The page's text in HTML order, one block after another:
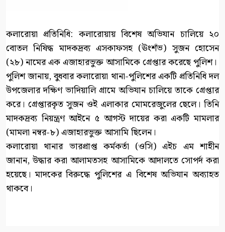
কলারোয়া প্রতিনিধি: কলারোয়ায় বিশেষ অভিযান চালিয়ে ২০
বোতল নিষিদ্ধ মাদকদ্রব্য এসকাফসহ (ঊংশঁভ) সুজন হোসেন
(২৮) নামের এক এজাহারভুক্ত আসামিকে গ্রেপ্তার করেছে পুলিশ।
পুলিশ জানায়, বুধবার কলারোয়া থানা-পুলিশের একটি প্রতিনিধি দল
উপজেলার দক্ষিণ ভাদিয়ালি গ্রামে অভিযান চালিয়ে তাকে গ্রেপ্তার
করে। গ্রেপ্তারকৃত সুজন ওই এলাকার মোমরেজুলের ছেলে। তিনি
মাদকদ্রব্য নিয়ন্ত্রণ আইনে ৫ আগস্ট দায়ের করা একটি মামলার
(মামলা নম্বর-৮) এজাহারভুক্ত আসামি ছিলেন।
কলারোয়া থানার ভারপ্রাপ্ত কর্মকর্তা (ওসি) এইচ এম শাহীন
জানান, উদ্ধার করা আলামতসহ আসামিকে আদালতে সোপর্দ করা
হয়েছে। মাদকের বিরুদ্ধে পুলিশের এ বিশেষ অভিযান অব্যাহত
থাকবে।